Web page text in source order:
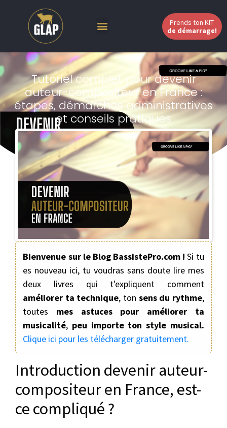
Prends ton KIT
de démarrage!
Tutoriel complet pour devenir
auteur-compositeur en France :
étapes, démarches administratives
et conseils pratiques
Johann Berby Aucun commentaire
Bienvenue sur le Blog BassistePro.com ! Si tu
es nouveau ici, tu voudras sans doute lire mes
deux livres qui t'expliquent comment
améliorer ta technique, ton sens du rythme,
toutes mes astuces pour améliorer ta
musicalité, peu importe ton style musical.
Clique ici pour les télécharger gratuitement.
Introduction devenir auteur-
compositeur en France, est-
ce compliqué ?